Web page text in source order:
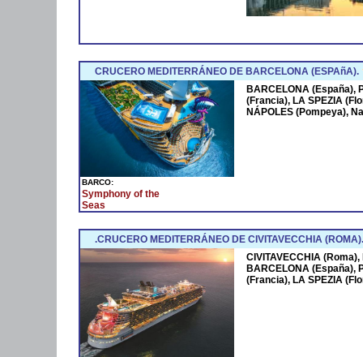
CRUCERO MEDITERRÁNEO DE BARCELONA (ESPAñA).
BARCO:
Symphony of the
Seas
BARCELONA (España),
(Francia), LA SPEZIA
NÁPOLES (Pompeya),
.CRUCERO MEDITERRÁNEO DE CIVITAVECCHIA (ROMA).
CIVITAVECCHIA
BARCELONA (España),
(Francia), LA SPEZIA